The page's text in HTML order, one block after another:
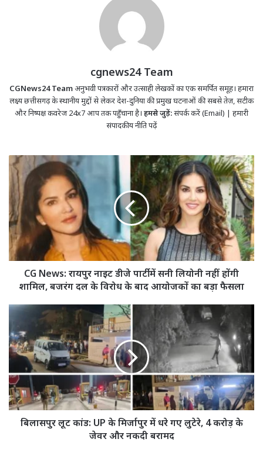
cgnews24 Team
CGNews24 Teamअनुभवी पत्रकारों और उत्साही लेखकों का एक समर्पित समूह। हमारा
लक्ष्य छत्तीसगढ़ के स्थानीय मुद्दों से लेकर देश-दुनिया की प्रमुख घटनाओं की सबसे तेज़, सटीक
और निष्पक्ष कवरेज 24x7 आप तक पहुँचाना है। हमसे जुड़ें:संपर्क करें (Email) | हमारी
संपादकीय नीति पढ़ें
CG
News:
रायपुर
नाइट
डीजे
पार्टी
में
सनी
लियोनी
होंगी
बजरंग
के
विरोध
के
बाद
आयोजकों
का
बड़ा
फैसला
CG News: रायपुर नाइट डीजे पार्टी में सनी लियोनी नहीं होंगी
शामिल, बजरंग दल के विरोध के बाद आयोजकों का बड़ा फैसला
बिलासपुर
लूट
कांड:
UP
के
मिर्जापुर
में
धरे
गए
लुटेरे,बिलासपुर लूट कांड: UP के मिर्जापुर में धरे गए लुटेरे, 4 करोड़ के
जेवर और नकदी बरामद